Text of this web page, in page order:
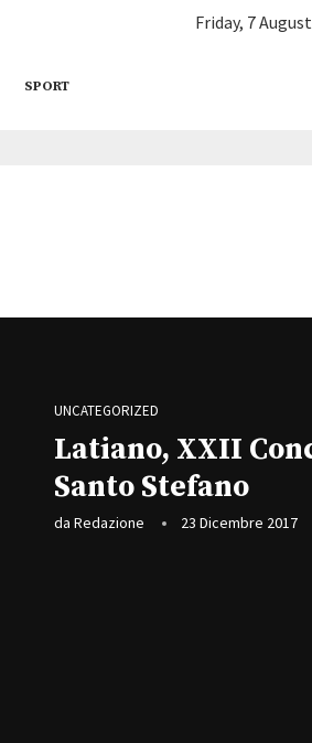
Friday, 7
SPORT
UNCATEGORIZED
Latiano, XXII
Santo Stefano
da Redazione 23 Dicembre 2017